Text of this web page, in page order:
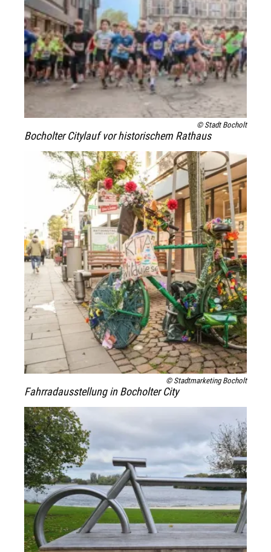
© Stadt Bocholt
Bocholter Citylauf vor historischem Rathaus
© Stadtmarketing Bocholt
Fahrradausstellung in Bocholter City